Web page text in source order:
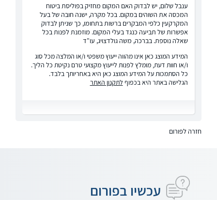
ענבל שלום, יש לבדוק האם המקום מחזיק בפוליסת ביטוח
המכסה את השוהים במקום. בכל מקרה, ישנה חובה של בעל
המקרקעין כלפי המבקרים ברשות בתחומו, כך שניתן לבדוק
אפשרות של תביעה כנגד בעלי המקום. מוזמנת לפנות בכל
שאלה נוספת. בברכה, משה גולדצויג, עו"ד
המידע המוצג כאן אינו מהווה ייעוץ משפטי ו/או המלצה מכל סוג
ו/או חוות דעת, מומלץ לפנות לייעוץ מקצועי טרם נקיטת כל הליך.
כל הסתמכות על המידע המוצג כאן היא באחריותך בלבד.
הגלישה באתר היא בכפוף לתקנון האתר
חזרה לפורום
עכשיו בפורום